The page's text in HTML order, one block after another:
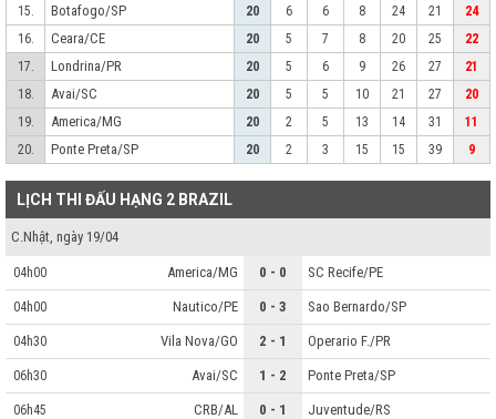
15.
Botafogo/SP 20 6 6 8 24 21
24
16.
Ceara/CE 20 5 7 8 20 25
22
17.
Londrina/PR 20 5 6 9 26 27
21
18.
Avai/SC 20 5 5 10 21 27
20
19.
America/MG 20 2 5 13 14 31
11
20.
Ponte Preta/SP 20 2 3 15 15 39 9
LỊCH THI ĐẤU HẠNG 2 BRAZIL
C.Nhật, ngày 19/04
04h00 America/MG 0 - 0 SC Recife/PE
04h00 Nautico/PE 0 - 3 Sao Bernardo/SP
04h30 Vila Nova/GO 2 - 1 Operario F./PR
06h30 Avai/SC 1 - 2 Ponte Preta/SP
06h45 CRB/AL 0 - 1 Juventude/RS